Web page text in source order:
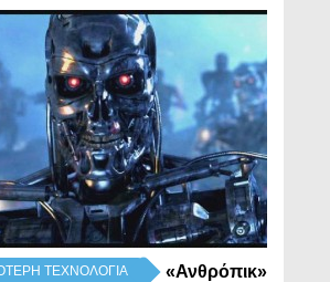
ΤΕΧΝΟΛΟΓΙΑ
«Ανθρόπικ»